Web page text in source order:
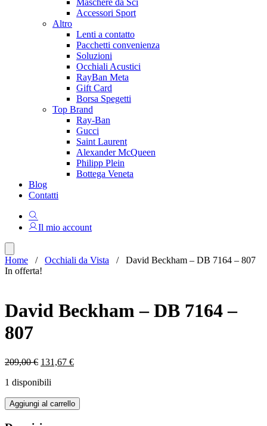
Maschere da Sci
Accessori Sport
Altro
Lenti a contatto
Pacchetti convenienza
Soluzioni
Occhiali Acustici
RayBan Meta
Gift Card
Borsa Spegetti
Top Brand
Ray-Ban
Gucci
Saint Laurent
Alexander McQueen
Philipp Plein
Bottega Veneta
Blog
Contatti
Il mio account
Home / Occhiali da Vista / David Beckham – DB 7164 – 807
In offerta!
David Beckham – DB 7164 –
807
209,00€ Il
originale
209,00 €.
131,67 €Il
131,67 €.
1 disponibili
David
Beckham
-
Aggiungi al carrello